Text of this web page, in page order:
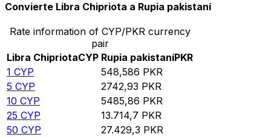
Convierte Libra Chipriota a Rupia pakistaní
Rate information of CYP/PKR currency
pair
Libra ChipriotaCYP Rupia pakistaníPKR
1 CYP 548,586 PKR
5 CYP 2742,93 PKR
10 CYP 5485,86 PKR
25 CYP 13.714,7 PKR
50 CYP 27.429,3 PKR